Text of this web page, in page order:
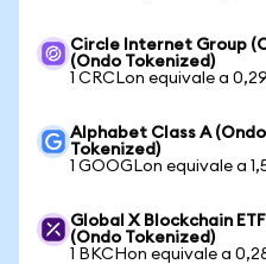
Circle Internet Group
(Ondo Tokenized)
1 CRCLon equivale a
Alphabet Class A
Tokenized)
1 GOOGLon equivale a
Global X Blockchain
(Ondo Tokenized)
1 BKCHon equivale a